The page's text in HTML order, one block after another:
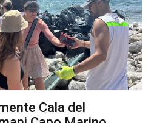
Cala del